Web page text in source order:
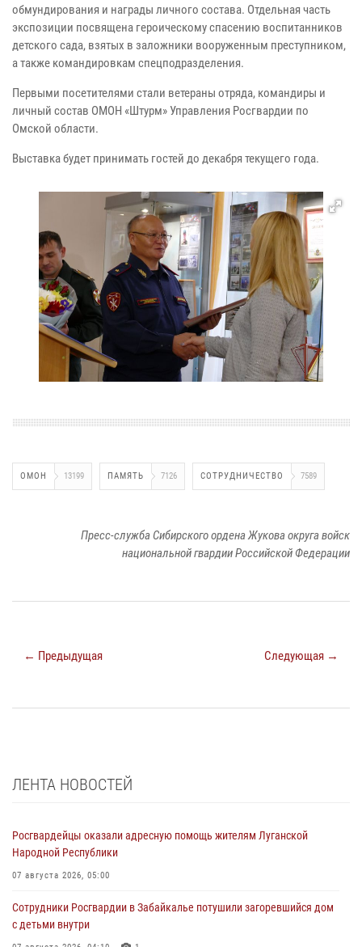
обмундирования и награды личного состава. Отдельная часть
экспозиции посвящена героическому спасению воспитанников
детского сада, взятых в заложники вооруженным преступником,
а также командировкам спецподразделения.
Первыми посетителями стали ветераны отряда, командиры и
личный состав ОМОН «Штурм» Управления Росгвардии по
Омской области.
Выставка будет принимать гостей до декабря текущего года.
ОМОН 13199 ПАМЯТЬ 7126 СОТРУДНИЧЕСТВО 7589
Пресс-служба Сибирского ордена Жукова округа войск
национальной гвардии Российской Федерации
← Предыдущая Следующая →
ЛЕНТА НОВОСТЕЙ
Росгвардейцы оказали адресную помощь жителям Луганской
Народной Республики
07 августа 2026, 05:00
Сотрудники Росгвардии в Забайкалье потушили загоревшийся дом
с детьми внутри